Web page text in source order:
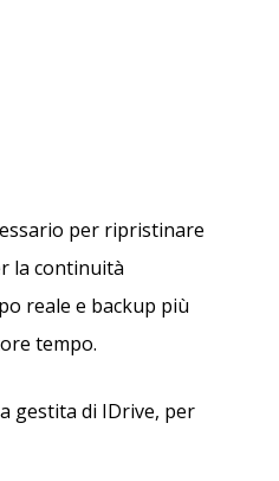
per ripristinare
la continuità
reale e backup più
tempo.
gestita di IDrive, per